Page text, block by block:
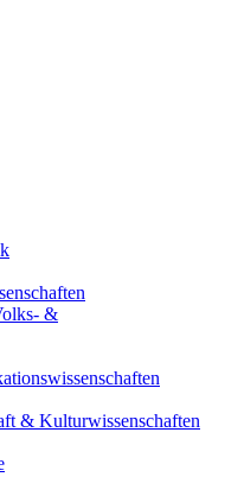
&
& Kulturwissenschaften